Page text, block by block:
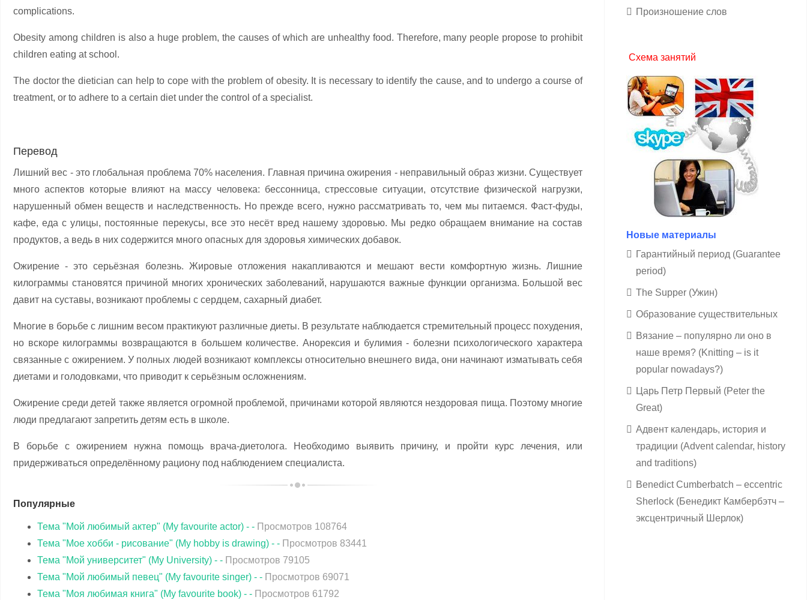
complications.
Obesity among children is also a huge problem, the causes of which are unhealthy food. Therefore, many people propose to prohibit
children eating at school.
The doctor the dietician can help to cope with the problem of obesity. It is necessary to identify the cause, and to undergo a course of
treatment, or to adhere to a certain diet under the control of a specialist.
Перевод
Лишний вес - это глобальная проблема 70% населения. Главная причина ожирения - неправильный образ жизни. Существует
много аспектов которые влияют на массу человека: бессонница, стрессовые ситуации, отсутствие физической нагрузки,
нарушенный обмен веществ и наследственность. Но прежде всего, нужно рассматривать то, чем мы питаемся. Фаст-фуды,
кафе, еда с улицы, постоянные перекусы, все это несёт вред нашему здоровью. Мы редко обращаем внимание на состав
продуктов, а ведь в них содержится много опасных для здоровья химических добавок.
Ожирение - это серьёзная болезнь. Жировые отложения накапливаются и мешают вести комфортную жизнь. Лишние
килограммы становятся причиной многих хронических заболеваний, нарушаются важные функции организма. Большой вес
давит на суставы, возникают проблемы с сердцем, сахарный диабет.
Многие в борьбе с лишним весом практикуют различные диеты. В результате наблюдается стремительный процесс похудения,
но вскоре килограммы возвращаются в большем количестве. Анорексия и булимия - болезни психологического характера
связанные с ожирением. У полных людей возникают комплексы относительно внешнего вида, они начинают изматывать себя
диетами и голодовками, что приводит к серьёзным осложнениям.
Ожирение среди детей также является огромной проблемой, причинами которой являются нездоровая пища. Поэтому многие
люди предлагают запретить детям есть в школе.
В борьбе с ожирением нужна помощь врача-диетолога. Необходимо выявить причину, и пройти курс лечения, или
придерживаться определённому рациону под наблюдением специалиста.
Популярные
Тема "Мой любимый актер" (My favourite actor) - - Просмотров 108764
Тема "Мое хобби - рисование" (My hobby is drawing) - - Просмотров 83441
Тема "Мой университет" (My University) - - Просмотров 79105
Тема "Мой любимый певец" (My favourite singer) - - Просмотров 69071
Тема "Моя любимая книга" (My favourite book) - - Просмотров 61792
Произношение слов
Схема занятий
Новые материалы
Гарантийный период (Guarantee
period)
The Supper (Ужин)
Образование существительных
Вязание – популярно ли оно в
наше время? (Knitting – is it
popular nowadays?)
Царь Петр Первый (Peter the
Great)
Адвент календарь, история и
традиции (Advent calendar, history
and traditions)
Benedict Cumberbatch – eccentric
Sherlock (Бенедикт Камбербэтч –
эксцентричный Шерлок)